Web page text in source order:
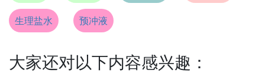
生理盐水 预冲液
大家还对以下内容感兴趣：